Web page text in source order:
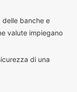
delle banche e
valute impiegano
di una